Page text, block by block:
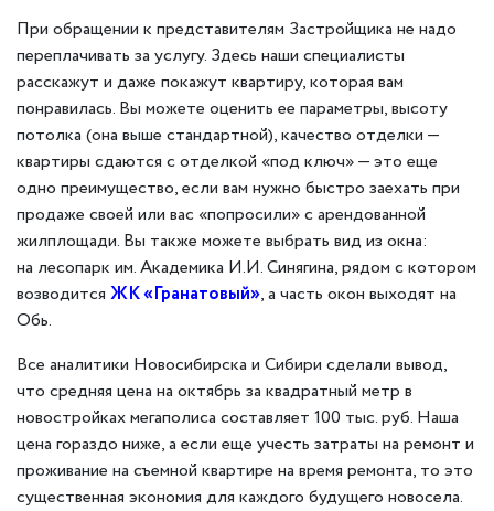
При обращении к представителям Застройщика не надо
переплачивать за услугу. Здесь наши специалисты
расскажут и даже покажут квартиру, которая вам
понравилась. Вы можете оценить ее параметры, высоту
потолка (она выше стандартной), качество отделки —
квартиры сдаются с отделкой «под ключ» — это еще
одно преимущество, если вам нужно быстро заехать при
продаже своей или вас «попросили» с арендованной
жилплощади. Вы также можете выбрать вид из окна:
на лесопарк им. Академика И.И. Синягина, рядом с котором
возводится ЖК «Гранатовый», а часть окон выходят на
Обь.
Все аналитики Новосибирска и Сибири сделали вывод,
что средняя цена на октябрь за квадратный метр в
новостройках мегаполиса составляет 100 тыс. руб. Наша
цена гораздо ниже, а если еще учесть затраты на ремонт и
проживание на съемной квартире на время ремонта, то это
существенная экономия для каждого будущего новосела.